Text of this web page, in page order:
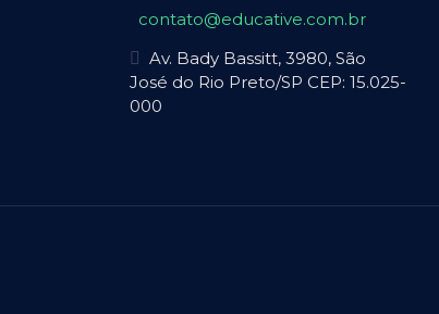
contato@educative.com.br
Av. Bady Bassitt, 3980, São
José do Rio Preto/SP CEP: 15.025-
000